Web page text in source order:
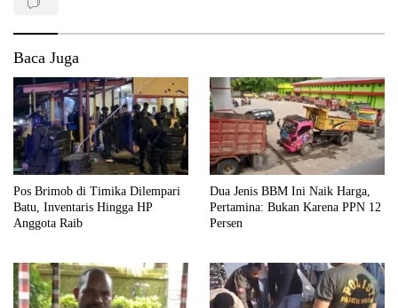
Baca Juga
Pos Brimob di Timika Dilempari
Batu, Inventaris Hingga HP
Anggota Raib
Dua Jenis BBM Ini Naik Harga,
Pertamina: Bukan Karena PPN 12
Persen